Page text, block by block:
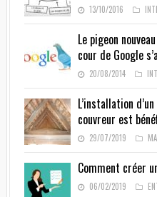
13/10/2016
Le pigeon
cour de Google
20/08/2014
L’installation
couvreur est
29/07/2019
Comment créer
06/02/2019